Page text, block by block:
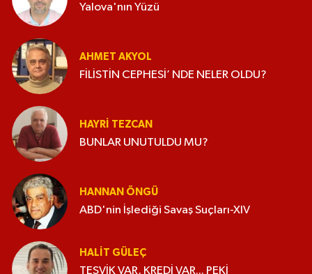
Yalova'nın Yüzü
AHMET AKYOL
FİLİSTİN CEPHESİ’ NDE NELER OLDU?
HAYRI TEZCAN
BUNLAR UNUTULDU MU?
HANNAN ÖNGÜ
ABD'nin İşlediği Savaş Suçları-XIV
HALIT GÜLEÇ
TEŞVİK VAR, KREDİ VAR... PEKİ